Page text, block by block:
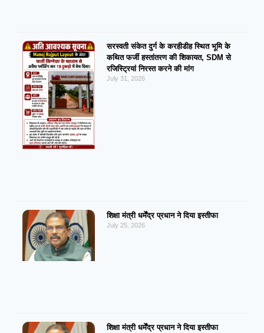
सरस्वती संकेत दुर्ग के करहीडीह स्थित भूमि के
कथित फर्जी हस्तांतरण की शिकायत, SDM से
रजिस्ट्रियां निरस्त करने की मांग
July 31, 2026
शिक्षा मंत्री धर्मेंद्र प्रधान ने दिया इस्तीफा
July 25, 2026
शिक्षा मंत्री धर्मेंद्र प्रधान ने दिया इस्तीफा